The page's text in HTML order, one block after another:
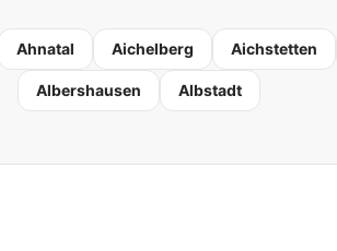
Ahnatal Aichelberg Aichstetten
Albershausen Albstadt